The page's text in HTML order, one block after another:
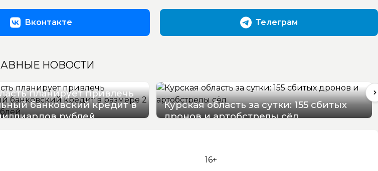
Вконтакте Телеграм
НОВОСТИ
планирует привлечь
банковский кредит в
рублей
Курская область за сутки: 155 сбитых
дронов и артобстрелы сёл
16+